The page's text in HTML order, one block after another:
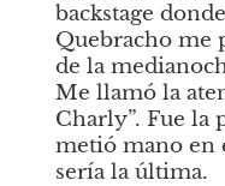
backstage
Quebracho me
de la
Me llamó la
Charly”. Fue la
metió mano en
sería la última.